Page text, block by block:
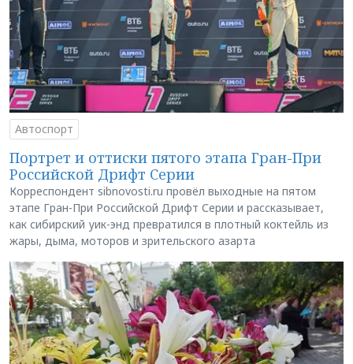
Автоспорт
Портрет и оттиски пятого этапа Гран-При
Российской Дрифт Серии
Корреспондент sibnovosti.ru провёл выходные на пятом
этапе Гран-При Российской Дрифт Серии и рассказывает,
как сибирский уик-энд превратился в плотный коктейль из
жары, дыма, моторов и зрительского азарта